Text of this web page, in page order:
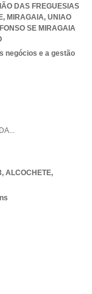
DAS FREGUESIAS
MIRAGAIA, UNIAO
SE MIRAGAIA
negócios e a gestão
...
, ALCOCHETE,